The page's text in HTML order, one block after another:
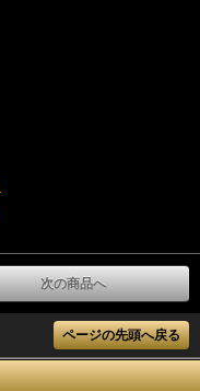
次の商品へ
ページの先頭へ戻る